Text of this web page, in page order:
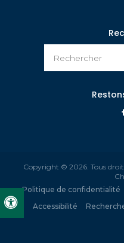
Version accessible
Copyright © 2026. Tous
Politique de confidentialité
Accessibilité